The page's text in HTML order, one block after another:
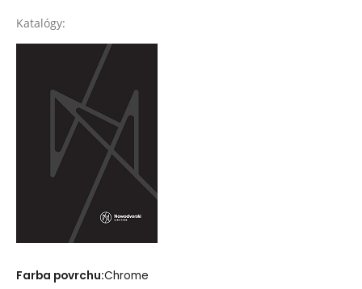
Katalógy:
Farba povrchu:Chrome